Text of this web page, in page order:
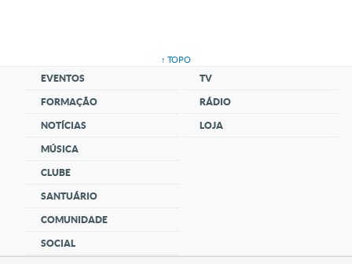
↑ TOPO
EVENTOS
FORMAÇÃO
NOTÍCIAS
MÚSICA
CLUBE
SANTUÁRIO
COMUNIDADE
SOCIAL
TV
RÁDIO
LOJA